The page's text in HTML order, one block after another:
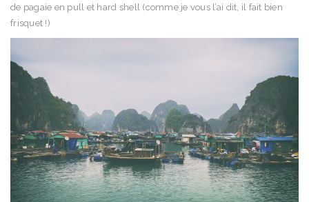
de pagaie en pull et hard shell (comme je vous l’ai dit, il fait bien
frisquet !)